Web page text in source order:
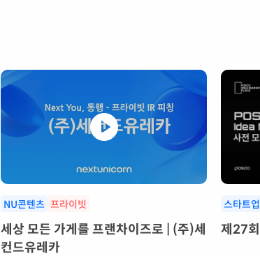
NU콘텐츠 프라이빗
세상 모든 가게를 프랜차이즈로 | (주)세
컨드유레카
스타트
제27